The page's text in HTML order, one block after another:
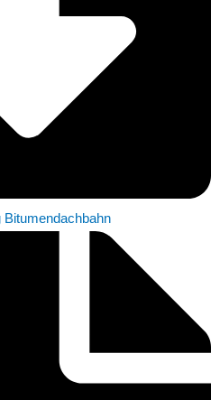
Bitumendachbahn